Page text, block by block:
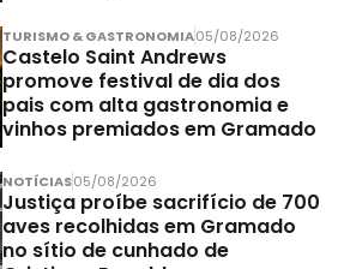
TURISMO & GASTRONOMIA05/08/2026
Castelo Saint Andrews
promove festival de dia dos
pais com alta gastronomia e
vinhos premiados em Gramado
NOTÍCIAS05/08/2026
Justiça proíbe sacrifício de 700
aves recolhidas em Gramado
no sítio de cunhado de